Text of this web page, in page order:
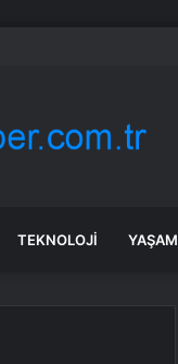
TEKNOLOJI YAŞAM